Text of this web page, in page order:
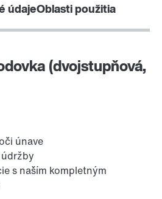
údajeOblasti použitia
(dvojstupňová,
únave
s naším kompletným